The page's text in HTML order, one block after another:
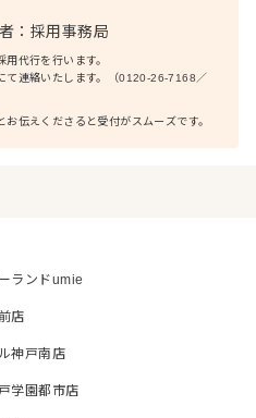
： 採用事務局
代行を行います。
て連絡いたします。（0120-26-7168／
伝えくださると受付がスムーズです。
ランドumie
店
神戸南店
学園都市店